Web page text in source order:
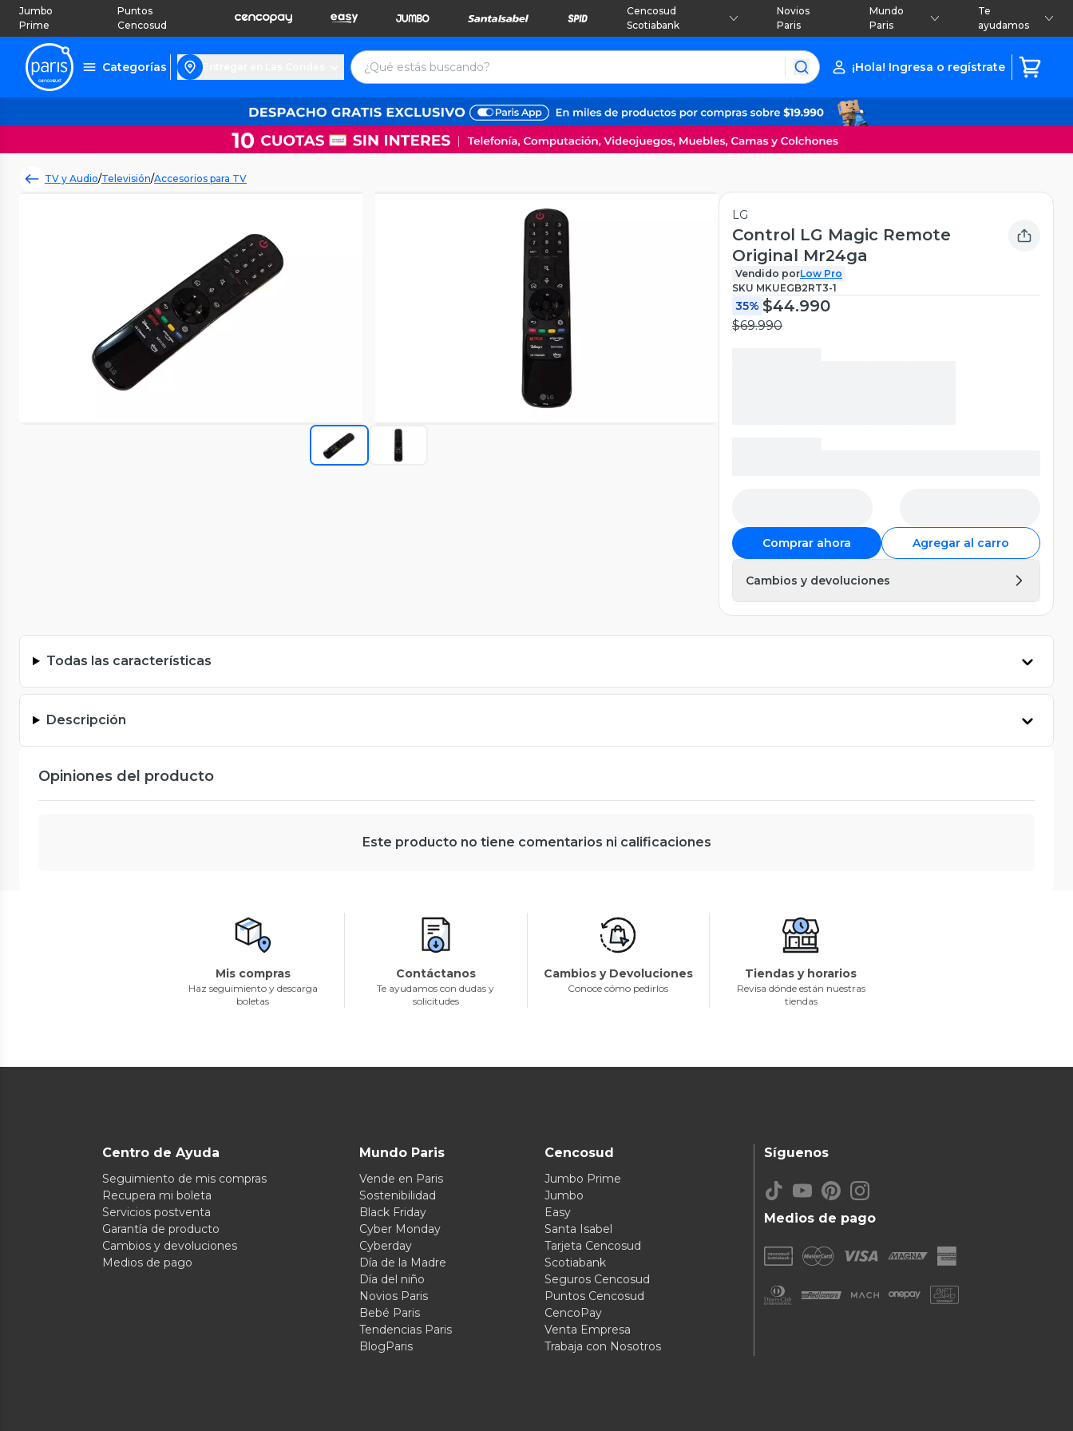
Jumbo
Prime
Puntos
Cencosud
Cencosud
Scotiabank
Novios
Paris
Mundo
Paris
Te
ayudamos
Categorías ¡Hola! Ingresa o regístrate
TV y Audio/Televisión/Accesorios para TV
LG
Control LG Magic Remote
Original Mr24ga
Vendido porLow Pro
SKU MKUEGB2RT3-1
35% $44.990
$69.990
Comprar ahora Agregar al carro
Cambios y devoluciones
Todas las características
Descripción
Opiniones del producto
Este producto no tiene comentarios ni calificaciones
Mis compras
Haz seguimiento y descarga
boletas
Contáctanos
Te ayudamos con dudas y
solicitudes
Cambios y Devoluciones
Conoce cómo pedirlos
Tiendas y horarios
Revisa dónde están nuestras
tiendas
Centro de Ayuda
Seguimiento de mis compras
Recupera mi boleta
Servicios postventa
Garantía de producto
Cambios y devoluciones
Medios de pago
Mundo Paris
Vende en Paris
Sostenibilidad
Black Friday
Cyber Monday
Cyberday
Día de la Madre
Día del niño
Novios Paris
Bebé Paris
Tendencias Paris
BlogParis
Cencosud
Jumbo Prime
Jumbo
Easy
Santa Isabel
Tarjeta Cencosud
Scotiabank
Seguros Cencosud
Puntos Cencosud
CencoPay
Venta Empresa
Trabaja con Nosotros
Medios de pago
Síguenos